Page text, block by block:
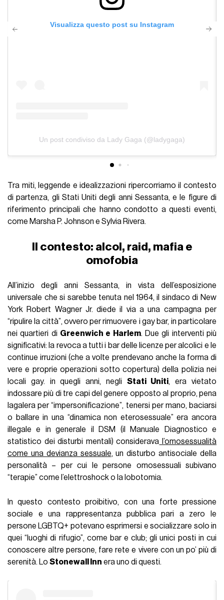
Visualizza questo post su Instagram
Un post condiviso da Lady Gaga (@ladygaga)
Tra miti, leggende e idealizzazioni ripercorriamo il contesto
di partenza, gli Stati Uniti degli anni Sessanta, e le figure di
riferimento principali che hanno condotto a questi eventi,
come Marsha P. Johnson e Sylvia Rivera.
Il contesto: alcol, raid, mafia e
omofobia
All’inizio degli anni Sessanta, in vista dell’esposizione
universale che si sarebbe tenuta nel 1964, il sindaco di New
York Robert Wagner Jr. diede il via a una campagna per
“ripulire la città”, ovvero per rimuovere i gay bar, in particolare
nei quartieri di Greenwich e Harlem. Due gli interventi più
significativi: la revoca a tutti i bar delle licenze per alcolici e le
continue irruzioni (che a volte prendevano anche la forma di
vere e proprie operazioni sotto copertura) della polizia nei
locali gay. in quegli anni, negli Stati Uniti, era vietato
indossare più di tre capi del genere opposto al proprio, pena
lagalera per “impersonificazione”, tenersi per mano, baciarsi
o ballare in una “dinamica non eterosessuale” era ancora
illegale e in generale il DSM (il Manuale Diagnostico e
statistico dei disturbi mentali) considerava l’omosessualità
come una devianza sessuale, un disturbo antisociale della
personalità – per cui le persone omosessuali subivano
“terapie” come l’elettroshock o la lobotomia.
In questo contesto proibitivo, con una forte pressione
sociale e una rappresentanza pubblica pari a zero le
persone LGBTQ+ potevano esprimersi e socializzare solo in
quei “luoghi di rifugio”, come bar e club; gli unici posti in cui
conoscere altre persone, fare rete e vivere con un po’ più di
serenità. LoStonewall Inn era uno di questi.